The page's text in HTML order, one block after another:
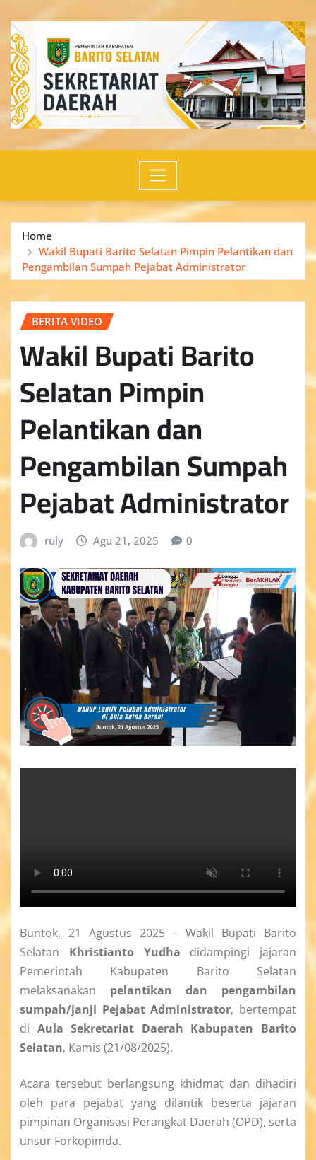
content
Home
Wakil Bupati Barito Selatan Pimpin Pelantikan dan
Pengambilan Sumpah Pejabat Administrator
BERITA VIDEO
Wakil Bupati Barito
Selatan Pimpin
Pelantikan dan
Pengambilan Sumpah
Pejabat Administrator
ruly Agu 21, 2025 0
Buntok, 21 Agustus 2025 – Wakil Bupati Barito
Selatan Khristianto Yudha didampingi jajaran
Pemerintah Kabupaten Barito Selatan
melaksanakan pelantikan dan pengambilan
sumpah/janji Pejabat Administrator, bertempat
di Aula Sekretariat Daerah Kabupaten Barito
Selatan, Kamis (21/08/2025).
Acara tersebut berlangsung khidmat dan dihadiri
oleh para pejabat yang dilantik beserta jajaran
pimpinan Organisasi Perangkat Daerah (OPD), serta
unsur Forkopimda.